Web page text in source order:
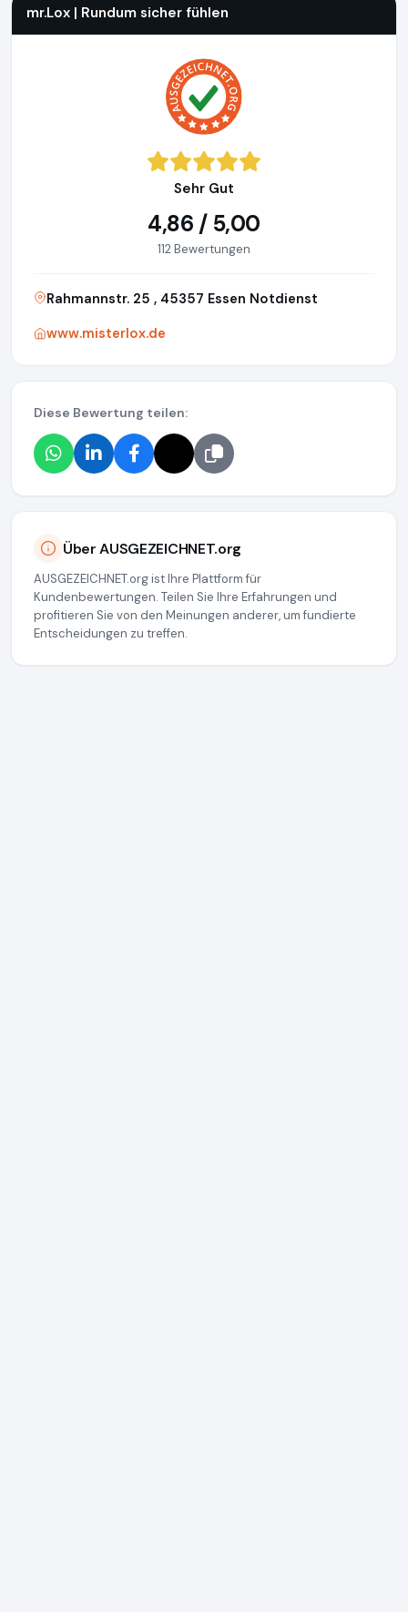
mr.Lox | Rundum sicher fühlen
Sehr Gut
4,86 / 5,00
112 Bewertungen
Rahmannstr. 25 , 45357 Essen Notdienst
www.misterlox.de
Diese Bewertung teilen:
Über AUSGEZEICHNET.org
AUSGEZEICHNET.org ist Ihre Plattform für
Kundenbewertungen. Teilen Sie Ihre Erfahrungen und
profitieren Sie von den Meinungen anderer, um fundierte
Entscheidungen zu treffen.